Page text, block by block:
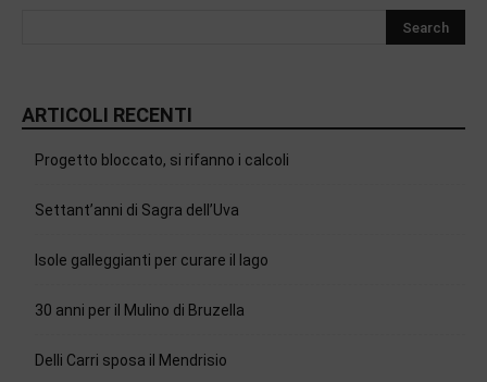
ARTICOLI RECENTI
Progetto bloccato, si rifanno i calcoli
Settant’anni di Sagra dell’Uva
Isole galleggianti per curare il lago
30 anni per il Mulino di Bruzella
Delli Carri sposa il Mendrisio